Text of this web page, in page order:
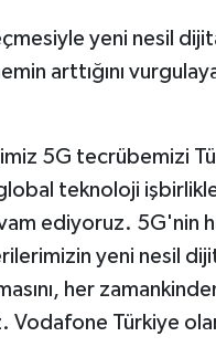
yeni nesil
arttığını
5G tecrübemizi
teknoloji
ediyoruz. 5G'nin
yeni nesil
her
Vodafone Türkiye